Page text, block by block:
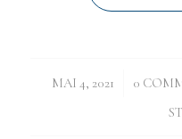
MAI 4, 2021
/ 0